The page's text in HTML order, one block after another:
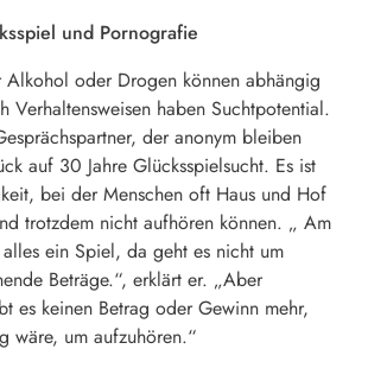
und Pornografie
Alkohol oder Drogen können abhängig
Verhaltensweisen haben Suchtpotential.
der anonym bleiben
auf 30 Jahre Glücksspielsucht. Es ist
bei der Menschen oft Haus und Hof
trotzdem nicht aufhören können. „ Am
ein Spiel, da geht es nicht um
Beträge.“, erklärt er. „Aber
es keinen Betrag oder Gewinn mehr,
wäre, um aufzuhören.“